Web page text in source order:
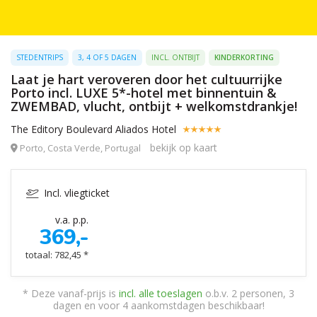
STEDENTRIPS 3, 4 OF 5 DAGEN INCL. ONTBIJT KINDERKORTING
Laat je hart veroveren door het cultuurrijke
Porto incl. LUXE 5*-hotel met binnentuin &
ZWEMBAD, vlucht, ontbijt + welkomstdrankje!
The Editory Boulevard Aliados Hotel
Porto, Costa Verde, Portugal bekijk op kaart
Incl. vliegticket
v.a. p.p.
369,-
totaal: 782,45 *
* Deze vanaf-prijs is incl. alle toeslagen o.b.v. 2 personen, 3
dagen en voor 4 aankomstdagen beschikbaar!